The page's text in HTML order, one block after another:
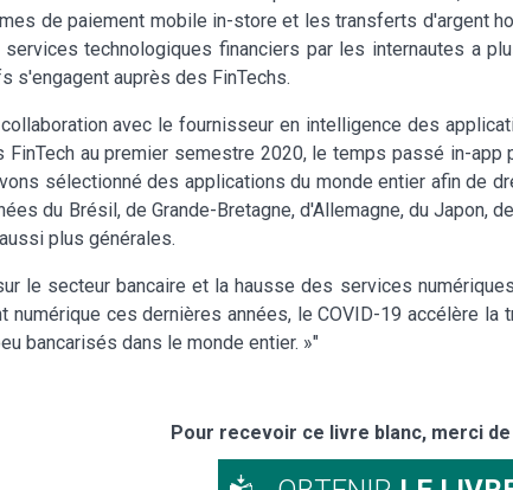
de paiement mobile in-store et les transferts d'argent
technologiques financiers par les internautes a
s'engagent auprès des FinTechs.
avec le fournisseur en intelligence des
au premier semestre 2020, le temps passé in-
sélectionné des applications du monde entier afin de
du Brésil, de Grande-Bretagne, d'Allemagne, du Japon,
plus générales.
le secteur bancaire et la hausse des services
numérique ces dernières années, le COVID-19 accélère
bancarisés dans le monde entier. »"
Pour recevoir ce livre blanc, merci